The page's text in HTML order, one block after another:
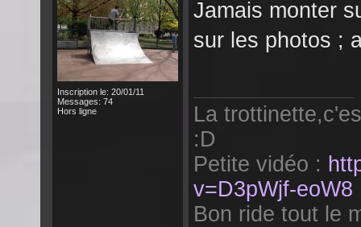
Inscription le: 20/01/11
Messages: 74
Hors ligne
Jamais monter
sur les photos ;
La
:D
Petite vidéo :
v=D3pWjf-eoW8
Bon ride tout le